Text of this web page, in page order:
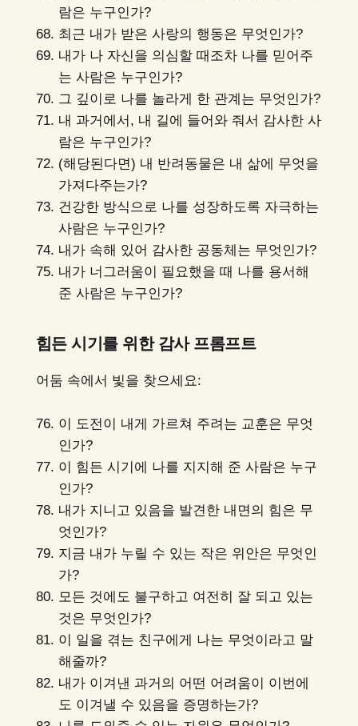
람은 누구인가?
최근 내가 받은 사랑의 행동은 무엇인가?
내가 나 자신을 의심할 때조차 나를 믿어주
는 사람은 누구인가?
그 깊이로 나를 놀라게 한 관계는 무엇인가?
내 과거에서, 내 길에 들어와 줘서 감사한 사
람은 누구인가?
(해당된다면) 내 반려동물은 내 삶에 무엇을
가져다주는가?
건강한 방식으로 나를 성장하도록 자극하는
사람은 누구인가?
내가 속해 있어 감사한 공동체는 무엇인가?
내가 너그러움이 필요했을 때 나를 용서해
준 사람은 누구인가?
힘든 시기를 위한 감사 프롬프트
어둠 속에서 빛을 찾으세요:
이 도전이 내게 가르쳐 주려는 교훈은 무엇
인가?
이 힘든 시기에 나를 지지해 준 사람은 누구
인가?
내가 지니고 있음을 발견한 내면의 힘은 무
엇인가?
지금 내가 누릴 수 있는 작은 위안은 무엇인
가?
모든 것에도 불구하고 여전히 잘 되고 있는
것은 무엇인가?
이 일을 겪는 친구에게 나는 무엇이라고 말
해줄까?
내가 이겨낸 과거의 어떤 어려움이 이번에
도 이겨낼 수 있음을 증명하는가?